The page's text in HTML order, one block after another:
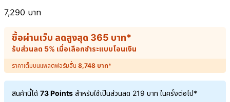
7,290 บาท
ซื้อผ่านเว็บ ลดสูงสุด 365 บาท*
รับส่วนลด 5% เมื่อเลือกชำระแบบโอนเงิน
ราคาเต็มบนแพลตฟอร์มอื่น 8,748 บาท*
สินค้านี้ได้ 73 Points สำหรับใช้เป็นส่วนลด 219 บาท ในครั้งต่อไป*